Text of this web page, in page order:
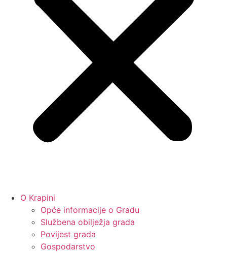
O Krapini
Opće informacije o Gradu
Službena obilježja grada
Povijest grada
Gospodarstvo